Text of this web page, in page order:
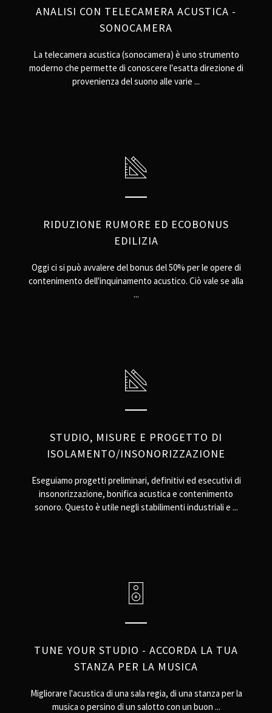
ANALISI CON TELECAMERA ACUSTICA -
SONOCAMERA
La telecamera acustica (sonocamera) è uno strumento
moderno che permette di conoscere l'esatta direzione di
provenienza del suono alle varie ...
RIDUZIONE RUMORE ED ECOBONUS
EDILIZIA
Oggi ci si può avvalere del bonus del 50% per le opere di
contenimento dell'inquinamento acustico. Ciò vale se alla
...
STUDIO, MISURE E PROGETTO DI
ISOLAMENTO/INSONORIZZAZIONE
Eseguiamo progetti preliminari, definitivi ed esecutivi di
insonorizzazione, bonifica acustica e contenimento
sonoro. Questo è utile negli stabilimenti industriali e ...
TUNE YOUR STUDIO - ACCORDA LA TUA
STANZA PER LA MUSICA
Migliorare l'acustica di una sala regia, di una stanza per la
musica o persino di un salotto con un buon ...